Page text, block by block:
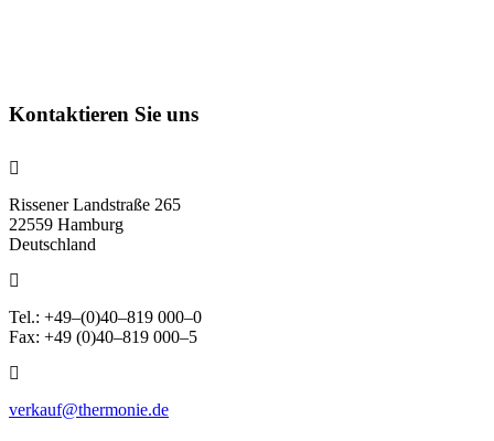
Kontaktieren Sie uns
Rissener Landstraße 265
22559 Hamburg
Deutschland
Tel.: +49–(0)40–819 000–0
Fax: +49 (0)40–819 000–5
verkauf@thermonie.de